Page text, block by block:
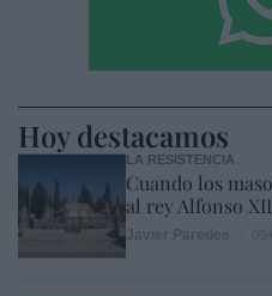
Hoy destacamos
LA RESISTENCIA
Cuando los
al rey Alfonso